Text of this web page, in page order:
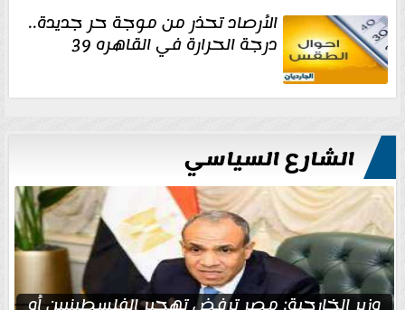
الأرصاد تحذر من موجة حر جديدة..
درجة الحرارة في القاهره 39
الشارع السياسي